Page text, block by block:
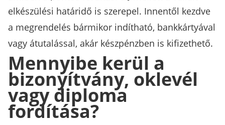
elkészülési határidő is szerepel. Innentől kezdve
a megrendelés bármikor indítható, bankkártyával
vagy átutalással, akár készpénzben is kifizethető.
Mennyibe kerül a
bizonyítvány, oklevél
vagy diploma
fordítása?